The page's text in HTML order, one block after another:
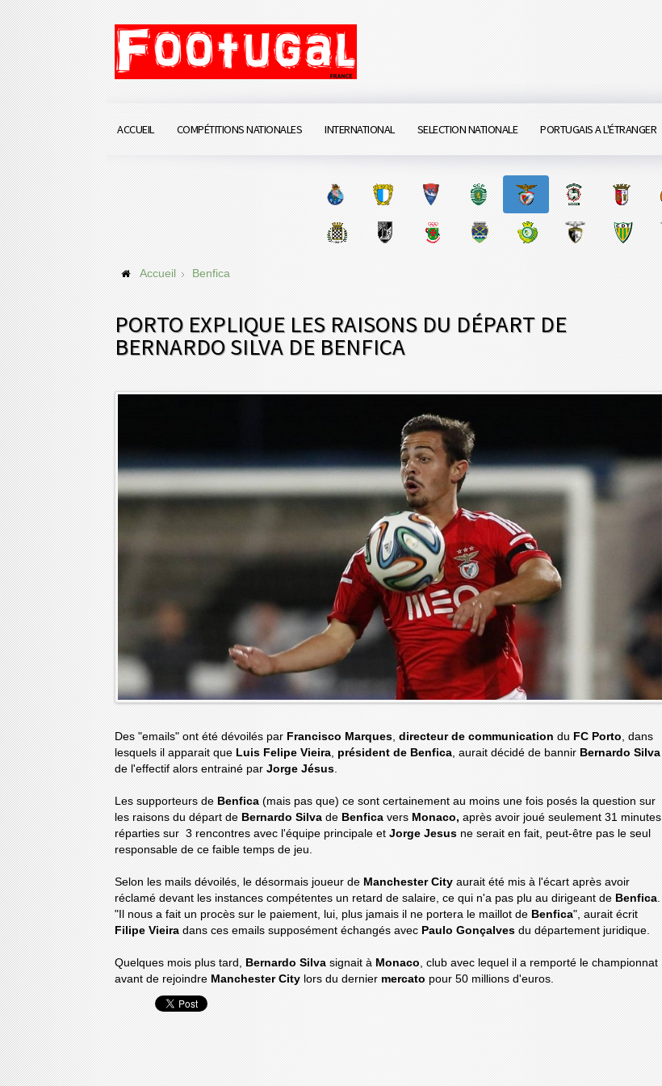
ACCUEIL COMPÉTITIONS NATIONALES INTERNATIONAL SELECTION NATIONALE PORTUGAIS A L'ÉTRANGER
Accueil Benfica
PORTO EXPLIQUE LES RAISONS DU DÉPART DE
BERNARDO SILVA DE BENFICA
Des "emails" ont été dévoilés par Francisco Marques, directeur de communication du FC Porto, dans
lesquels il apparait que Luis Felipe Vieira, président de Benfica, aurait décidé de bannir Bernardo Silva
de l'effectif alors entrainé par Jorge Jésus.
Les supporteurs de Benfica (mais pas que) ce sont certainement au moins une fois posés la question sur
les raisons du départ de Bernardo Silva de Benfica vers Monaco, après avoir joué seulement 31 minutes
réparties sur 3 rencontres avec l'équipe principale et Jorge Jesus ne serait en fait, peut-être pas le seul
responsable de ce faible temps de jeu.
Selon les mails dévoilés, le désormais joueur de Manchester City aurait été mis à l'écart après avoir
réclamé devant les instances compétentes un retard de salaire, ce qui n'a pas plu au dirigeant de Benfica.
"Il nous a fait un procès sur le paiement, lui, plus jamais il ne portera le maillot de Benfica", aurait écrit
Filipe Vieira dans ces emails supposément échangés avec Paulo Gonçalves du département juridique.
Quelques mois plus tard, Bernardo Silva signait à Monaco, club avec lequel il a remporté le championnat
avant de rejoindre Manchester City lors du dernier mercato pour 50 millions d'euros.